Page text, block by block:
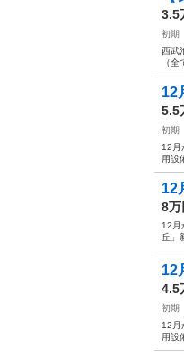
3.5
初期
西武
（
12
5.5
初期
12月
用設
12
8万
12月
丘」
12
4.5
初期
12月
用設